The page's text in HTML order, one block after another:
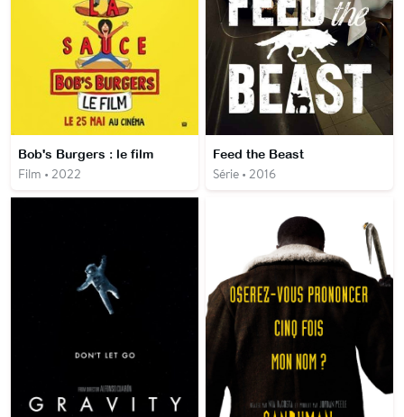
Bob's Burgers : le film
Film • 2022
Feed the Beast
Série • 2016